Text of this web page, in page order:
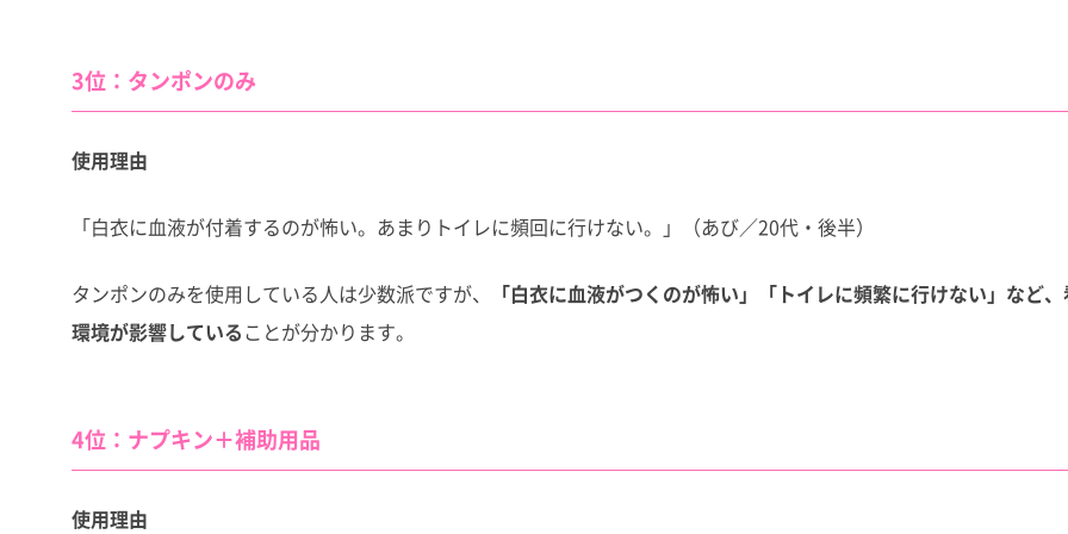
3位：タンポンのみ
使用理由
「白衣に血液が付着するのが怖い。あまりトイレに頻回に行けない。」（あび／20代・後半）
タンポンのみを使用している人は少数派ですが、
「白衣に血液がつくのが怖い」「トイレに頻繁に行けない」など
環境が影響していることが分かります。
4位：ナプキン＋補助用品
使用理由